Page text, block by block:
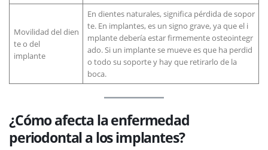
Movilidad del dien
te o del
implante
En dientes naturales, significa pérdida de sopor
te. En implantes, es un signo grave, ya que el i
mplante debería estar firmemente osteointegr
ado. Si un implante se mueve es que ha perdid
o todo su soporte y hay que retirarlo de la
boca.
¿Cómo afecta la enfermedad
periodontal a los implantes?